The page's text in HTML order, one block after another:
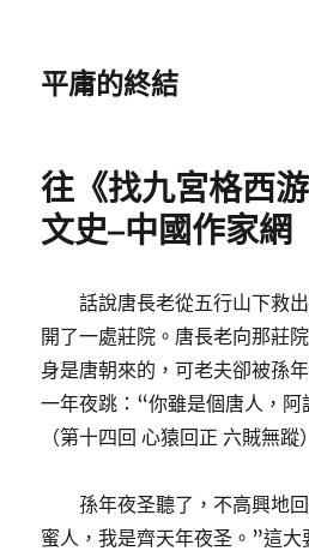
平庸的終結
往《找九宮格西
文史–中國作家網
話說唐長老從五行山下救
開了一處莊院。唐長老向那莊
身是唐朝來的，可老夫卻被孫
一年夜跳：“你雖是個唐人，
（第十四回 心猿回正 六賊無蹤）
孫年夜圣聽了，不高興地
蜜人，我是齊天年夜圣。”這